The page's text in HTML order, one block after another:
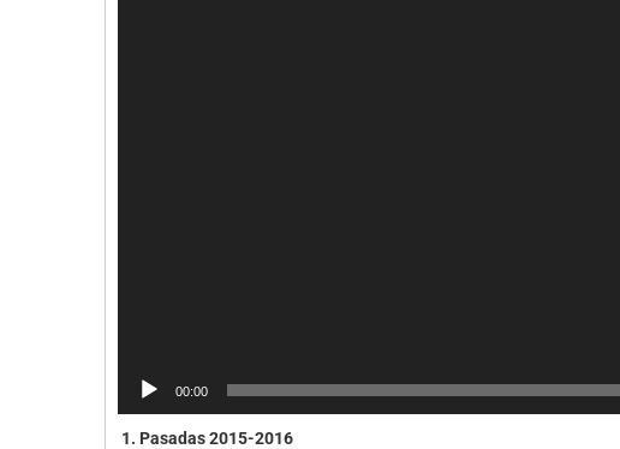
00:00
1. Pasadas 2015-2016